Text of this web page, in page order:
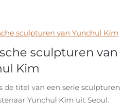
sculpturen van
Kim
de titel van een serie sculpturen
Yunchul Kim uit Seoul.